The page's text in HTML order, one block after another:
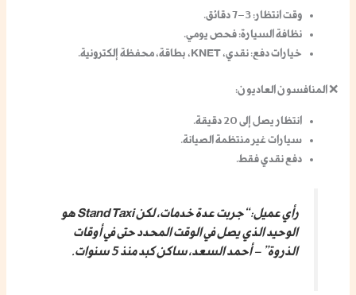
وقت انتظار: 3–7 دقائق.
نظافة السيارة: فحص يومي.
خيارات دفع: نقدي، KNET، بطاقة، محفظة إلكترونية.
❌المنافسون العاديون:
انتظار يصل إلى 20 دقيقة.
سيارات غير منتظمة الصيانة.
دفع نقدي فقط.
رأي عميل
: “جربت عدة خدمات، لكن Stand Taxi هو
الوحيد الذي يصل في الوقت المحدد حتى في أوقات
الذروة” – أحمد السعد، ساكن كبد منذ 5 سنوات.